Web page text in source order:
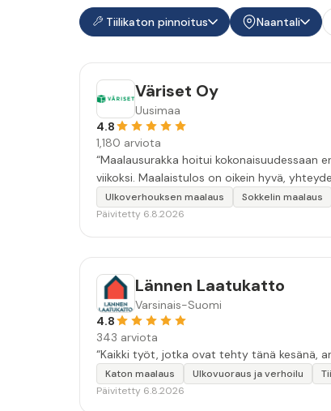
Tiilikaton pinnoitus Naantali
Väriset Oy
Uusimaa
4.8
1,180 arviota
“Maalausurakka hoitui
viikoksi. Maalaistulos on oikein hyvä,
Ulkoverhouksen maalaus Sokkelin maalaus
Päivitetty 6.8.2026
Lännen Laatukatto
Varsinais-Suomi
4.8
343 arviota
“Kaikki työt, jotka ovat tehty tänä kesänä,
Katon maalaus Ulkovuoraus ja verhoilu
Päivitetty 6.8.2026